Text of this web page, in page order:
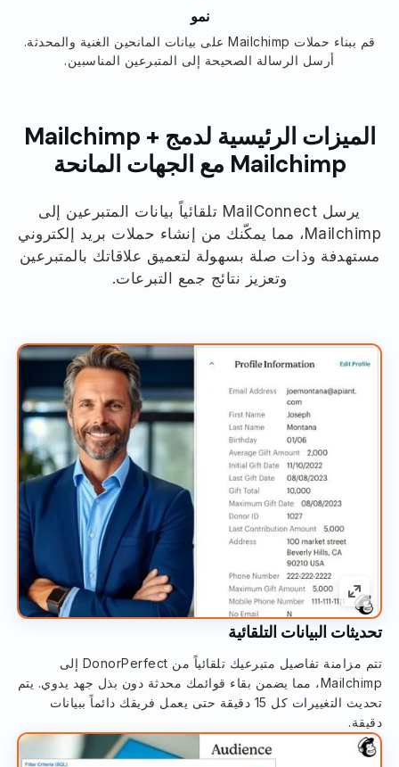
نمو
قم ببناء حملات Mailchimp على بيانات المانحين الغنية والمحدثة.
أرسل الرسالة الصحيحة إلى المتبرعين المناسبين.
الميزات الرئيسية لدمج Mailchimp +
Mailchimp مع الجهات المانحة
يرسل MailConnect تلقائياً بيانات المتبرعين إلى
Mailchimp، مما يمكّنك من إنشاء حملات بريد إلكتروني
مستهدفة وذات صلة بسهولة لتعميق علاقاتك بالمتبرعين
وتعزيز نتائج جمع التبرعات.
تحديثات البيانات التلقائية
تتم مزامنة تفاصيل متبرعيك تلقائياً من DonorPerfect إلى
Mailchimp، مما يضمن بقاء قوائمك محدثة دون بذل جهد يدوي. يتم
تحديث التغييرات كل 15 دقيقة حتى يعمل فريقك دائماً ببيانات
دقيقة.